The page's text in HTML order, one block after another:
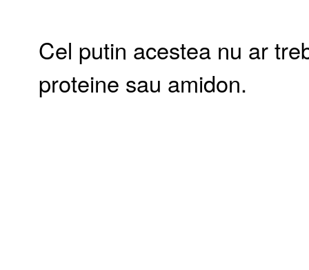
Cel putin acestea nu ar
proteine sau amidon.